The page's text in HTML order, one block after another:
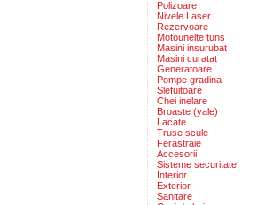
Polizoare
Nivele Laser
Rezervoare
Motounelte tuns
Masini insurubat
Masini curatat
Generatoare
Pompe gradina
Slefuitoare
Chei inelare
Broaste (yale)
Lacate
Truse scule
Ferastraie
Accesorii
Sisteme securitate
Interior
Exterior
Sanitare